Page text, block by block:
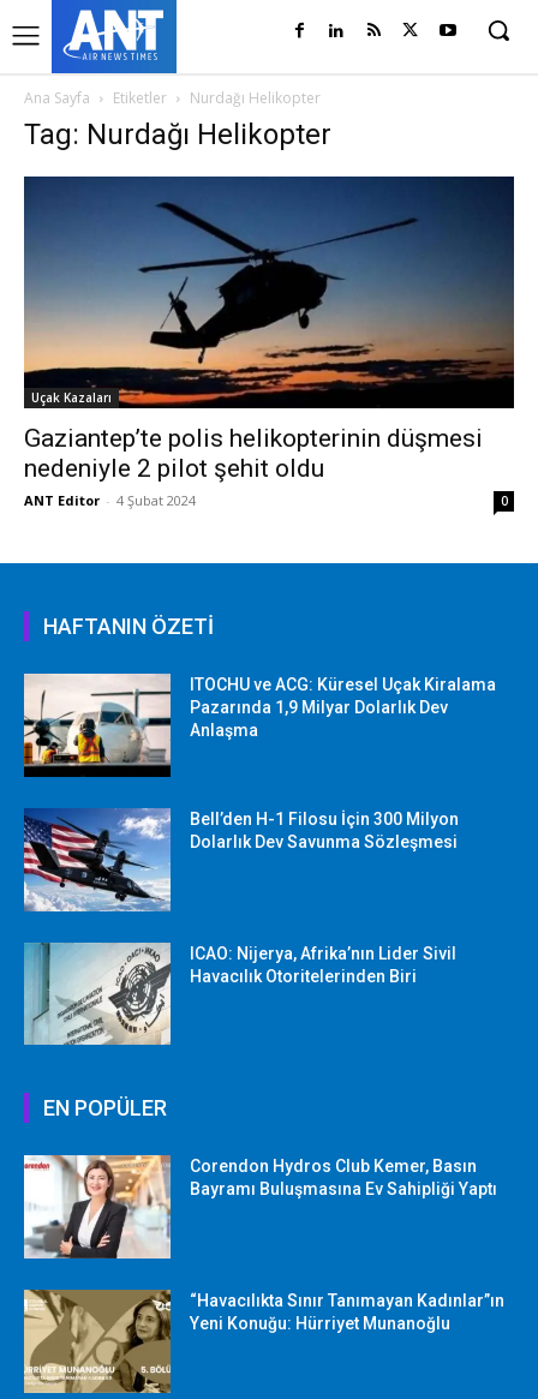
Ana Sayfa Etiketler Nurdağı Helikopter
Tag: Nurdağı Helikopter
Uçak Kazaları
Gaziantep’te polis helikopterinin düşmesi
nedeniyle 2 pilot şehit oldu
ANT Editor - 4 Şubat 2024 0
HAFTANIN ÖZETİ
ITOCHU ve ACG: Küresel Uçak Kiralama
Pazarında 1,9 Milyar Dolarlık Dev
Anlaşma
Bell’den H-1 Filosu İçin 300 Milyon
Dolarlık Dev Savunma Sözleşmesi
ICAO: Nijerya, Afrika’nın Lider Sivil
Havacılık Otoritelerinden Biri
EN POPÜLER
Corendon Hydros Club Kemer, Basın
Bayramı Buluşmasına Ev Sahipliği Yaptı
“Havacılıkta Sınır Tanımayan Kadınlar”ın
Yeni Konuğu: Hürriyet Munanoğlu